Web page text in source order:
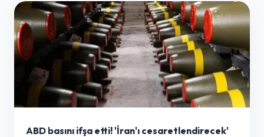
ABD basını ifşa etti! 'İran'ı cesaretlendirecek'